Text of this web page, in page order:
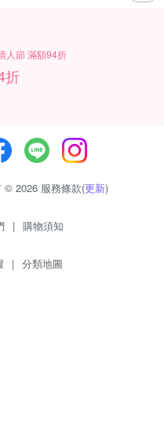
人節 滿額94折
折
© 2026 服務條款(更新)
| 購物須知
| 分類地圖